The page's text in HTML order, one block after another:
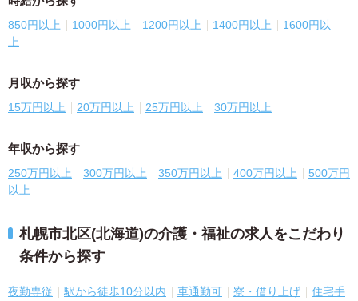
850円以上 1000円以上 1200円以上 1400円以上
1600円以
上
月収から探す
15万円以上 20万円以上 25万円以上 30万円以上
年収から探す
250万円以上 300万円以上 350万円以上 400万円以上
500万円
以上
札幌市北区(北海道)の介護・福祉の求人をこだわり
条件から探す
夜勤専従 駅から徒歩10分以内 車通勤可 寮・借り上げ
住宅手